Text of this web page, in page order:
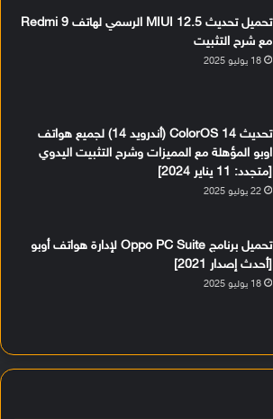
تحميل تحديث MIUI 12.5 الرسمي لهاتف Redmi 9
مع شرح التثبيت
18 يوليو 2025
تحديث ColorOS 14 (أندرويد 14) لجميع هواتف
اوبو المؤهلة مع المميزات وشرح التثبيت اليدوي
[متجدد: 11 يناير 2024]
22 يوليو 2025
تحميل برنامج Oppo PC Suite لإدارة هواتف أوبو
[أحدث إصدار 2021]
18 يوليو 2025